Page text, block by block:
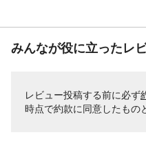
みんなが役に立ったレ
レビュー投稿する前に必ず
時点で約款に同意したもの